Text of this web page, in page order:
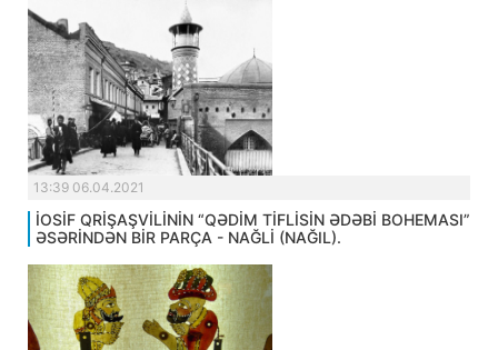
13:39 06.04.2021
İOSİF QRİŞAŞVİLİNİN “QƏDİM TİFLİSİN ƏDƏBİ BOHEMASI”
ƏSƏRİNDƏN BİR PARÇA - NAĞLİ (NAĞIL).